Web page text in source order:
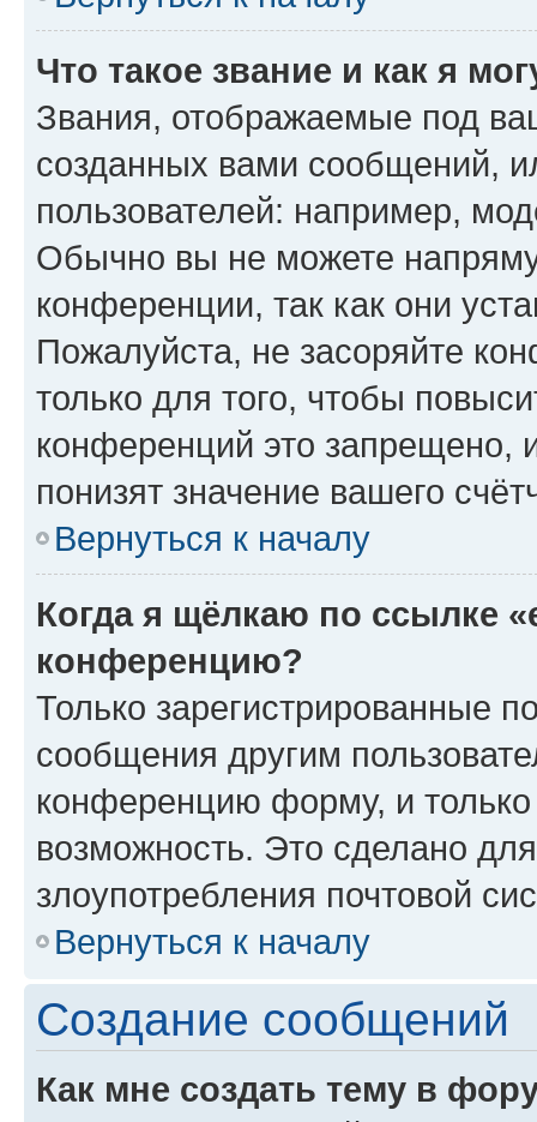
Что такое звание и как я
Звания, отображаемые под
созданных вами сообщений,
пользователей: например,
Обычно вы не можете
конференции, так как они
Пожалуйста, не засоряйте
только для того, чтобы
конференций это запрещено,
понизят значение вашего
Вернуться к началу
Когда я щёлкаю по ссылке
конференцию?
Только зарегистрированные
сообщения другим
конференцию форму, и
возможность. Это сделано
злоупотребления почтовой
Вернуться к началу
Создание сообщений
Как мне создать тему в